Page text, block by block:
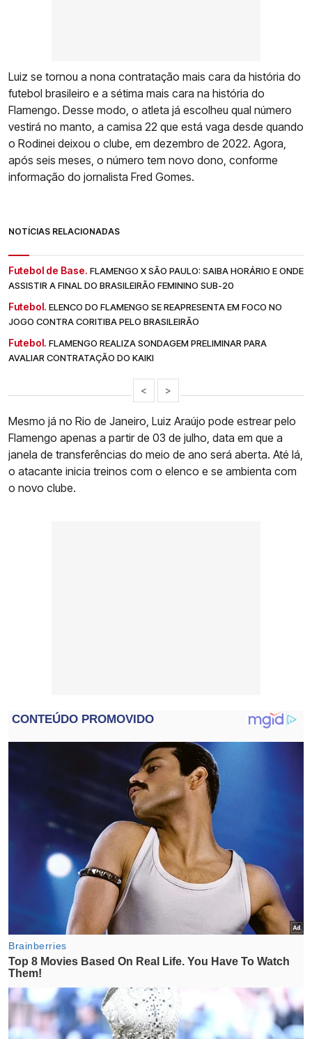
Luiz se tornou a nona contratação mais cara da história do
futebol brasileiro e a sétima mais cara na história do
Flamengo. Desse modo, o atleta já escolheu qual número
vestirá no manto, a camisa 22 que está vaga desde quando
o Rodinei deixou o clube, em dezembro de 2022. Agora,
após seis meses, o número tem novo dono, conforme
informação do jornalista Fred Gomes.
NOTÍCIAS RELACIONADAS
Futebol de Base. FLAMENGO X SÃO PAULO: SAIBA HORÁRIO E ONDE
ASSISTIR A FINAL DO BRASILEIRÃO FEMININO SUB-20
Futebol. ELENCO DO FLAMENGO SE REAPRESENTA EM FOCO NO
JOGO CONTRA CORITIBA PELO BRASILEIRÃO
Futebol. FLAMENGO REALIZA SONDAGEM PRELIMINAR PARA
AVALIAR CONTRATAÇÃO DO KAIKI
< >
Mesmo já no Rio de Janeiro, Luiz Araújo pode estrear pelo
Flamengo apenas a partir de 03 de julho, data em que a
janela de transferências do meio de ano será aberta. Até lá,
o atacante inicia treinos com o elenco e se ambienta com
o novo clube.